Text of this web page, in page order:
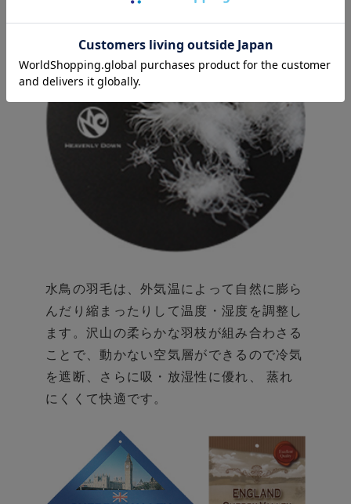
水鳥の羽毛は、外気温によって自然に膨ら
んだり 縮まったりして温度・湿度を調整し
ます。 沢山の柔らかな羽枝が組み合わさる
ことで、動かない空気層ができるので冷気
を遮断、
さらに吸・放湿性に優れ、 蒸れ
にくくて快適です。